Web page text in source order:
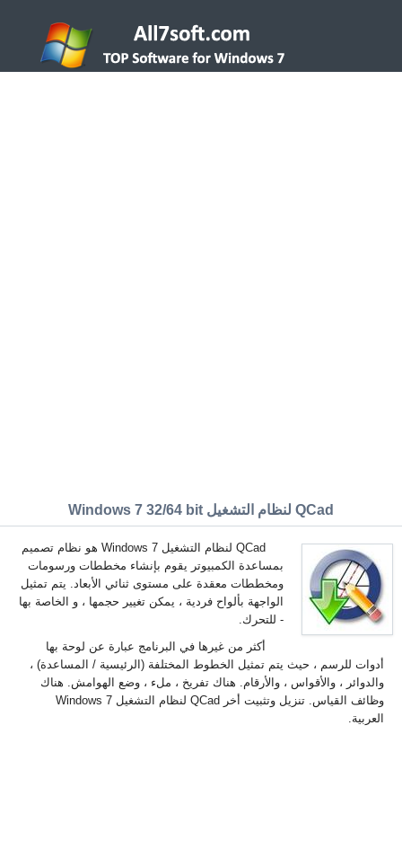
QCad لنظام التشغيل Windows 7 32/64 bit
QCad لنظام التشغيل Windows 7 هو نظام تصميم
بمساعدة الكمبيوتر يقوم بإنشاء مخططات ورسومات
ومخططات معقدة على مستوى ثنائي الأبعاد. يتم تمثيل
الواجهة بألواح فردية ، يمكن تغيير حجمها ، و الخاصة بها
- للتحرك.
أكثر من غيرها في البرنامج عبارة عن لوحة بها
أدوات للرسم ، حيث يتم تمثيل الخطوط المختلفة (الرئيسية / المساعدة) ،
والدوائر ، والأقواس ، والأرقام. هناك تفريخ ، ملء ، وضع الهوامش. هناك
وظائف القياس. تنزيل وتثبيت أخر QCad لنظام التشغيل Windows 7
العربية.